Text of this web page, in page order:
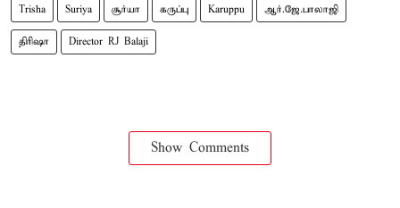
Trisha Suriya சூர்யா கருப்பு Karuppu ஆர்.ஜே.பாலாஜி
திரிஷா Director RJ Balaji
Show Comments